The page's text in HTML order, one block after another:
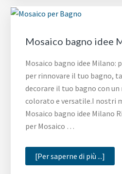
Mosaico bagno idee
Mosaico bagno idee Milano:
per rinnovare il tuo bagno,
decorare il tuo bagno con
colorato e versatile.I nostri
Mosaico bagno idee Milano
per Mosaico …
[Per saperne di più ...]
bagno